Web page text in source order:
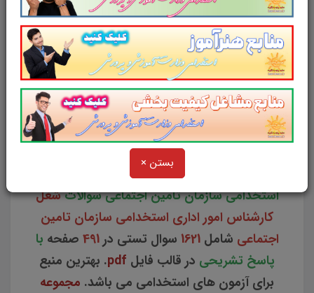
بستن ×
صفحه pdf)
تستحقوق اداری(220 تست
با پاسخ
تشریحیدر 104 صفحه pdf)
تستقانون کار(201 تست
با پاسخ
تشریحیدر 103 صفحه pdf)
تستقانون تامین اجتماعی(160 تست
با
پاسخ تشریحیدر 88 صفحه pdf)
سوالات و تستشغل کارشناس امور اداری
استخدامی سازمان تامین اجتماعیسوالاتشغل
کارشناس امور اداری استخدامی سازمان تامین
اجتماعی شامل1621 سوال تستی در491 صفحه با
پاسخ تشریحی در قالب فایل pdf. بهترین منبع
برای آزمون های استخدامی می باشد. مجموعه